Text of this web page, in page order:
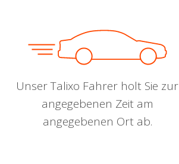
Unser Talixo Fahrer holt Sie zur
angegebenen Zeit am
angegebenen Ort ab.